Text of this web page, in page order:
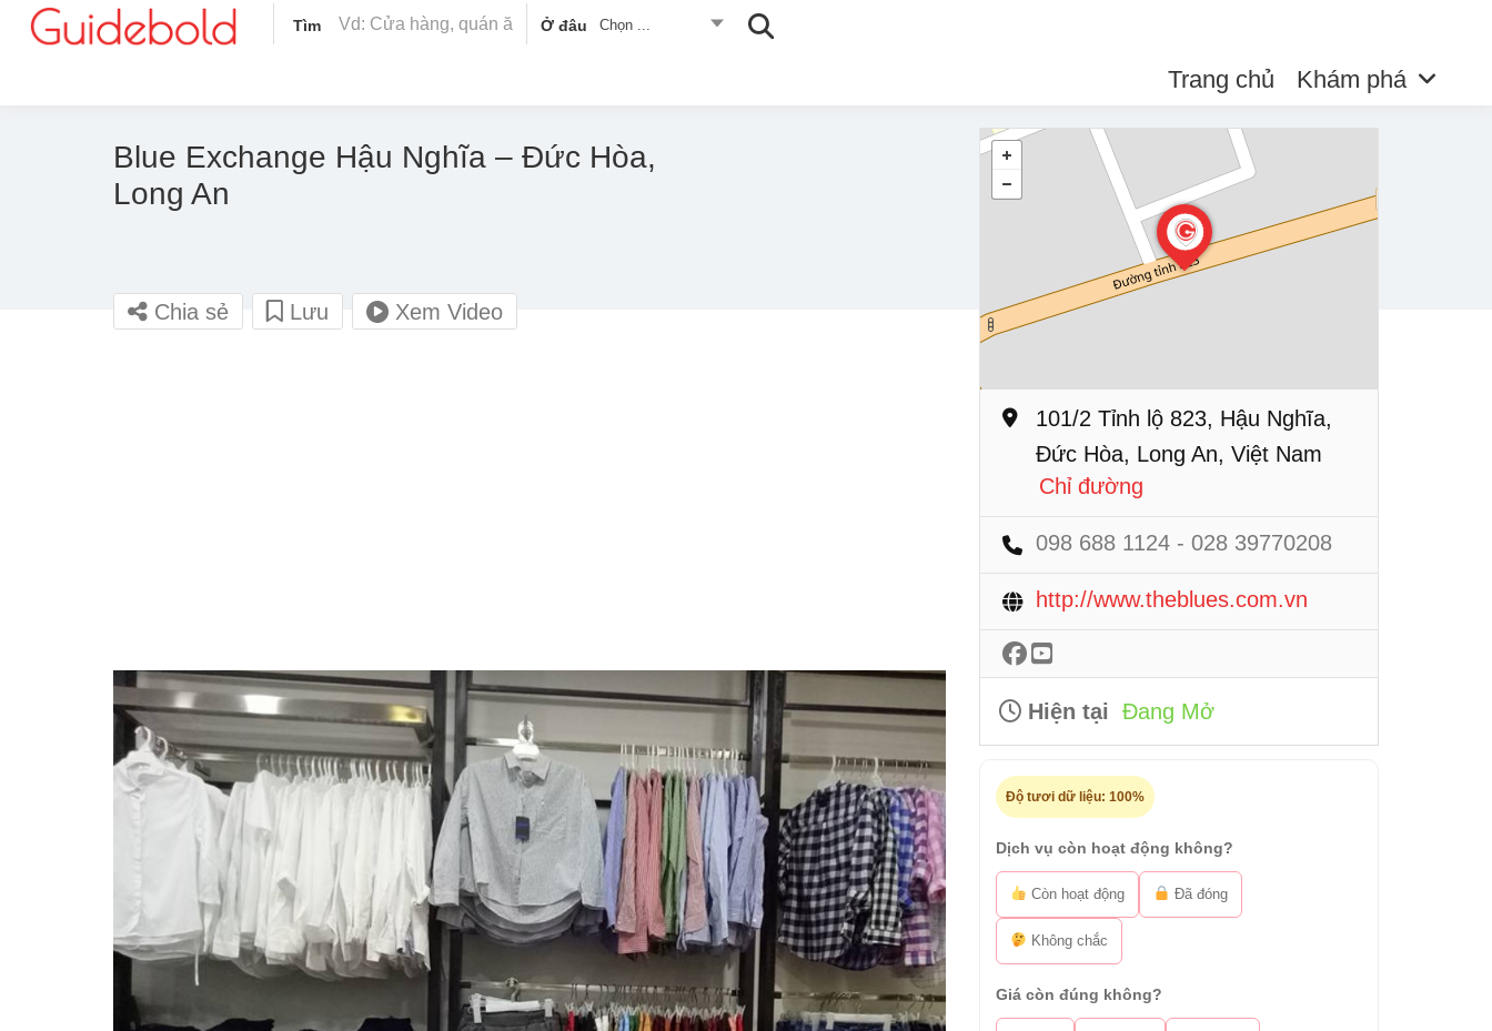
Tìm Ở đâu Chọn ...
Trang chủ Khám phá
Blue Exchange Hậu Nghĩa – Đức Hòa,
Long An
Chia sẻ Lưu Xem Video
101/2 Tỉnh lộ 823, Hậu Nghĩa,
Đức Hòa, Long An, Việt Nam
Chỉ đường
098 688 1124 - 028 39770208
http://www.theblues.com.vn
Hiện tại Đang Mở
Độ tươi dữ liệu: 100%
Dịch vụ còn hoạt động không?
Còn hoạt động Đã đóng
Không chắc
Giá còn đúng không?